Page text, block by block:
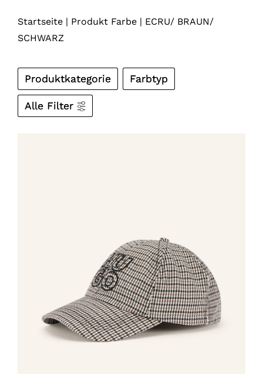
Startseite| Produkt Farbe| ECRU/ BRAUN/
SCHWARZ
Produktkategorie Farbtyp
Alle Filter